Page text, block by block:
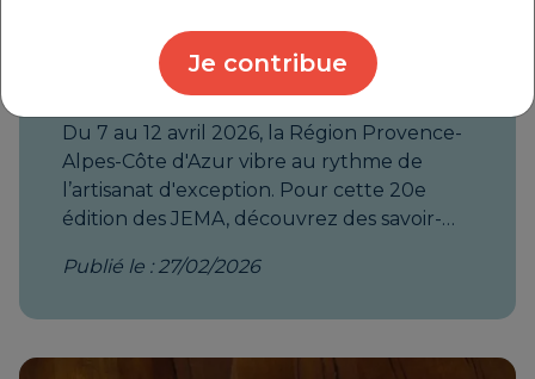
Je contribue
JOURNÉES EUROPÉENNES
DES MÉTIERS D'ART
Du 7 au 12 avril 2026, la Région Provence-Alpes-Côte d'Azur vibre au rythme de l’artisanat d'exception. Pour cette 20e édition des JEMA, découvrez des savoir-faire rares à travers des salons exclusifs organisés par la Chambre de Métiers et de l’Artisanat aux Baux-de- Provence, à l’Abbaye de la Celle et à Vallauris. Chaque année, les Journées Européennes des Métiers d’Art® (JEMA) marquent le printemps avec une semaine de festivités dédiée aux passionnés et aux curieux. Partout en France et en Europe, le public est invité à rencontrer des artisans d’art et à découvrir des métiers à la croisée de la culture, de l’économie et du patrimoine. Pour cette édition 2026, le thème national « Cœurs à l’ouvrage » met à l'honneur le collectif et le dynamisme territorial. Alpes-Maritimes : L’Excellence s’invite chez CMA Formation Vallauris Situé au cœur de la cité céramique, le centre CMA Formation Vallauris se transforme en un écrin d’exception dédié à la transmission. Venez découvrir l'alliance entre geste ancestral et innovation. Au programme à Vallauris L’Art de la Terre : cinq artisans potiers réaliseront des démonstrations de tournage et de modelage en direct Éco-conception : découvrez le travail d'une créatrice spécialisée dans la customisation d'objets de récupération Immersion et échanges : un parcours didactique pour comprendre le quotidien des professionnels de la main Infos pratiques : Lieu : CMA Formation Vallauris, 67 boulevard Clémenceau, 06220 Vallauris Dates : du vendredi 10 au dimanche 12 avril 2026 Bouches-du-Rhône : 4ème Salon des Métiers d’Art des Baux-de-Provence Le village classé "un des plus beaux villages de France" accueille un salon d'envergure sur plusieurs sites emblématiques (Fondation Louis Jou, Musée des santons, Carrière Sarragan). 29 professionnels en démonstration. 48 ateliers participatifs (gratuits ou payants) pour petits et grands Forum des formations : la Carrière Sarragan accueillera la 2e édition du forum dédié aux métiers de la restauration du patrimoine. Infos pratiques : Lieu : Centre du village et sites historiques, 13520 Les Baux-de-Provence Dates : du vendredi 10 au dimanche 12 avril 2026 Horaires : 10h - 18h Var : 4ème Salon des Métiers d’Art à l’Abbaye de La Celle L'abbaye de La Celle devient le théâtre d'une rencontre entre une vingtaine d'artisans d'art et le public et devient « Coup de Cœur » pour l’édition 2026 des JEMA. Les temps forts dans le Var Démonstrations monumentales : exposition de deux œuvres en métal et création en direct d’une œuvre en pierre et bois par un charpentier ayant œuvré sur Notre-Dame de Paris Diversité des arts : céramique, facture instrumentale, sculpture, et coutellerie d'excellence inspirée du Japon. Évènements : défilé de mode, conférences, animations musicales et remise du prix CMA Provence-Alpes-Côte d’Azur / Soroptimist « Excellence au féminin ». Infos pratiques : Lieu : Abbaye de La Celle, 9 place des Ormeaux, 83170 La Celle. Dates et horaires : Samedi 11 avril : 9h30 – 20h Dimanche 12 avril : 9h30 – 17h30 Les JEMA : Un secteur clé de notre économie Pilotées par l’Institut pour les Savoir-Faire Français, les JEMA mettent en lumière 281 métiers répartis en 16 domaines (mode, ameublement, architecture, arts de la table...). En France, l'artisanat d'art représente 234 000 entreprises, dont 80% sont ancrées au cœur de nos territoires. Ne manquez pas ce rendez-vous exceptionnel pour célébrer la passion et l'excellence de nos artisans locaux ! html, body { overflow-x: hidden !important; scroll-padding-top: 100px; } a[href^="#"] { scroll-behavior: smooth !important; } .article { position: relative; padding: 0em 4em; } .article h1 { display: none; color: #ea4b3c; border-bottom: 5px solid #ea4b3c; } .article p { margin-bottom: 1em; color: #0f3250; text-align: justify; } .article li { color: #0f3250; } .article a { color: #ea4b3c; transition: .5s; } .article a:hover { color: #0f3250; } .sidebar-article { background-color: #ffffff; z-index: 5; } .anchor-jema { scroll-margin-top: 100px; } .jema-var-2025 { columns: 2; -webkit-columns: 2; -moz-columns: 2; } .image-intro img { width: calc(100% + 16em); margin-left: -8em; margin-right: -8em; display: block; max-width: none } .separator.showElement { opacity: 1; transform: translate(0, 0) rotateZ(360deg); } .container-gag { scroll-behavior: smooth !important; } .para-intro { opacity: 0; transform: translateY(150px); transition: opacity 1s, transform 1s; } .para-intro.showElement { opacity: 1; transform: translateY(0); } .para-intro li::before, #bloc-contact p strong::before { content: ''; display: inline-block; margin-right: 10px; margin-bottom: -6px; height: 22px; width: 22px; background-image: url("/galerie/1/346ca9b7f5c9d221bd144695831f5a7f.webp"); } .para-intro li, #bloc-contact p strong { margin-bottom: 12px; list-style-type: none; background-size: 20px; line-height: 30px; } li.para-intro { margin-bottom: 12px; } .titre-contact strong::before { margin-right: auto !important; margin-bottom: auto !important; height: auto !important; width: auto !important; background-image: none !important; } .titre-contact strong { background-size: initial; line-height: initial; } .row.div-accompagnement { width: 100%; display: flex; } .col-accompagnement { flex: 1; margin: 20px; padding: 20px; display: flex; flex-direction: column; justify-content: space-between; border: 1px solid grey; border-radius: 10px; background-color: #B0D2D9; opacity: 0; transform: translateY(150px); transition: opacity 1s, transform 1s; } .col-accompagnement.showElement { opacity: 1; transform: translateY(0); } .col-accompagnement h5 { overflow-wrap: break-word; hyphens: manual; hyphenate-character: '-'; } .galerieChiffres { display: flex; flex-wrap: wrap; justify-content: space-between; width: 100%; margin: 0 auto; } .galerieChiffres div { width: 100%; max-width: 400px; height: auto; margin: 40px 10px; flex: 0 0 30%; } @media screen and (max-width:1400px) { .galerieChiffres { justify-content: center } .galerieChiffres div { max-width: 300px; margin: 20px 10px; flex: 0 0 45% } } @media screen and (max-width: 1150px) { .floatingText { width: 100% !important; } .galerieChiffres div { flex: 0 0 90%; max-width: 450px !important; } } @media screen and (max-width: 768px) { .article p { margin-bottom: 2em; } .galerieChiffres div p { font-size: 1em !important; } } a.cta-link { display: block; text-decoration: none; } .cta-accompagnement-main { width: 100%; max-width: 300px; height: auto; position: relative; display: -webkit-box; display: -ms-flexbox; display: flex; margin: auto; -webkit-box-pack: center; -ms-flex-pack: center; justify-content: center; -webkit-box-align: center; -ms-flex-align: center; align-items: center; overflow: hidden; cursor: pointer; background-color: #eb4a3d; border-radius: 80px; padding: 10px; will-change: transform; -webkit-transition: all .5s ease-in-out; transition: all .5s ease-in-out; text-align: center; z-index: 5; } .cta-accompagnement-main span { width: 300px; max-width: 100%; height: auto; position: absolute; z-index: 99; border-radius: 80px; text-align: center; color: #ffffff; background-color: #eb4a3d; padding: 10px; -webkit-transition: all .75s ease; transition: all .75s ease; } .cta-accompagnement-main .container { width: 300px; max-width: 100%; height: auto; display: -webkit-box; display: -ms-flexbox; display: flex; -ms-flex-pack: distribute; justify-content: space-around; -webkit-box-align: center; -ms-flex-align: center; align-items: center; border-radius: 80px; } .cta-accompagnement-main:hover { background-color: #0F3250; color: #fffffe; -webkit-transform: scale(1.1); transform: scale(1.1); } .cta-accompagnement-main:hover span { -webkit-transition-delay: .25s; transition-delay: .25s; -webkit-transform: translateX(-320px); transform: translateX(-320px); } #bloc-contact { scroll-margin-top: 200px; } .partenaires { display: flex; text-align: center; } .partenaires a { display: block; align-content: center; } .partenaires img { width: 100%; max-width: 250px; paddin
Publié le : 27/02/2026